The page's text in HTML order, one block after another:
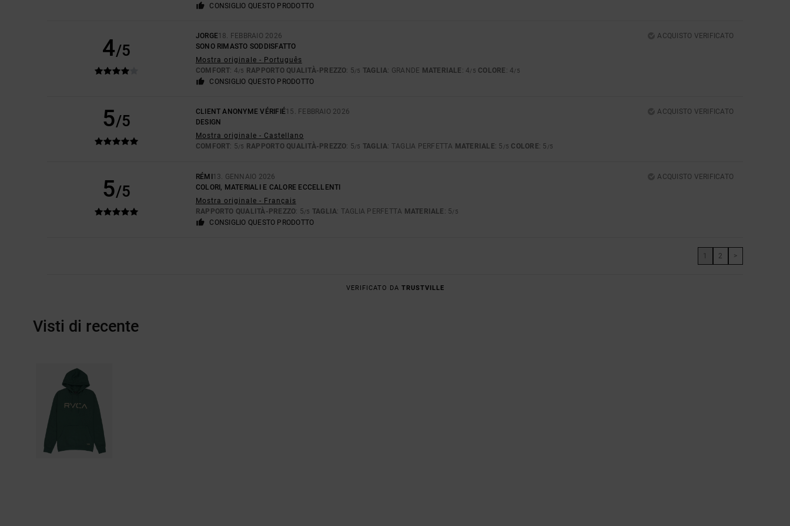
CONSIGLIO QUESTO PRODOTTO
4/5
JORGE18. FEBBRAIO 2026
ACQUISTO VERIFICATO
SONO RIMASTO SODDISFATTO
Mostra originale - Português
COMFORT: 4/5 RAPPORTO QUALITÀ-PREZZO: 5/5 TAGLIA: GRANDE MATERIALE : 4/5 COLORE : 4/5
CONSIGLIO QUESTO PRODOTTO
5/5
CLIENT ANONYME VÉRIFIÉ15. FEBBRAIO 2026
ACQUISTO VERIFICATO
DESIGN
Mostra originale - Castellano
COMFORT: 5/5 RAPPORTO QUALITÀ-PREZZO: 5/5 TAGLIA: TAGLIA PERFETTA MATERIALE: 5 /5 COLORE: 5 /5
5/5
RÉMI 13. GENNAIO 2026
ACQUISTO VERIFICATO
COLORI, MATERIALI E CALORE ECCELLENTI
Mostra originale - Français
RAPPORTO QUALITÀ-PREZZO: 5/5 TAGLIA: TAGLIA PERFETTA MATERIALE : 5/5
CONSIGLIO QUESTO PRODOTTO
1 2 >
VERIFICATO DA TRUSTVILLE
Visti di recente